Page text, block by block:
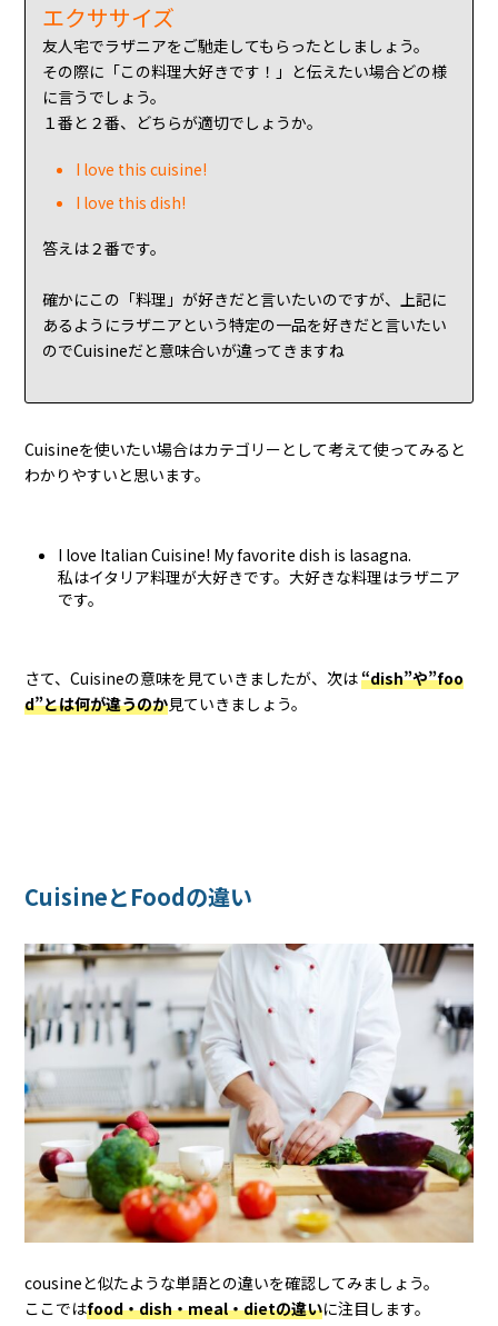
エクササイズ
友人宅でラザニアをご馳走してもらったとしましょう。
その際に「この料理大好きです！」と伝えたい場合どの様
に言うでしょう。
１番と２番、どちらが適切でしょうか。
I love this cuisine!
I love this dish!
答えは２番です。
確かにこの「料理」が好きだと言いたいのですが、上記に
あるようにラザニアという特定の一品を好きだと言いたい
のでCuisineだと意味合いが違ってきますね
Cuisineを使いたい場合はカテゴリーとして考えて使ってみると
わかりやすいと思います。
I love Italian Cuisine! My favorite dish is lasagna.
私はイタリア料理が大好きです。大好きな料理はラザニア
です。
さて、Cuisineの意味を見ていきましたが、次は“dish”や”foo
d”とは何が違うのか見ていきましょう。
CuisineとFoodの違い
cousineと似たような単語との違いを確認してみましょう。
ここではfood・dish・meal・dietの違いに注目します。